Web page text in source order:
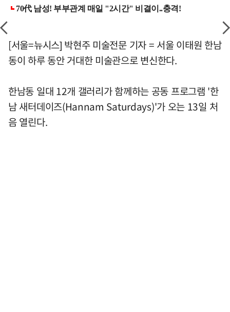
[서울=뉴시스] 박현주 미술전문 기자 = 서울 이태원 한남
동이 하루 동안 거대한 미술관으로 변신한다.
한남동 일대 12개 갤러리가 함께하는 공동 프로그램 '한
남 새터데이즈(Hannam Saturdays)'가 오는 13일 처
음 열린다.